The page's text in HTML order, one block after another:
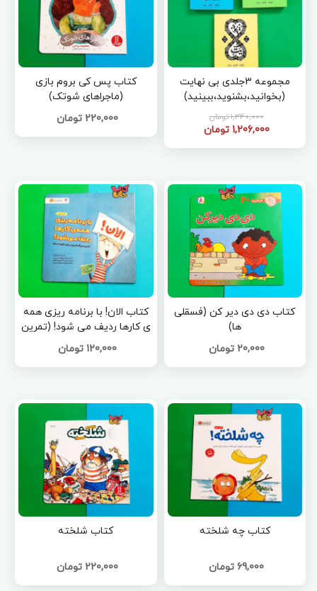
مجموعه 3جلدی بی نهایت
(بخوانید،بشنوید،ببینید)
1,340,000 تومان
1,206,000 تومان
کتاب پس کی بروم بازی
(ماجراهای شوتک)
220,000 تومان
کتاب دی دی دیر کن (فسقلی
ها)
20,000 تومان
کتاب الان! با برنامه ریزی همه
ی کارها ردیف می شود! (تمرین
برنامه ریزی برای تقویت مغز)
120,000 تومان
کتاب چه شلخته
69,000 تومان
کتاب شلخته
220,000 تومان